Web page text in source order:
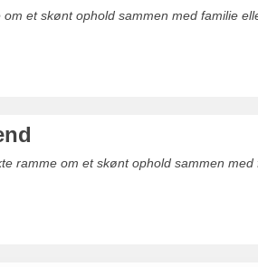
et skønt ophold sammen med familie
ramme om et skønt ophold sammen med